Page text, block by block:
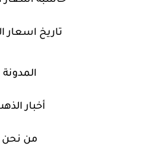
تاريخ اسعار
المدونة
أخبار
من نحن